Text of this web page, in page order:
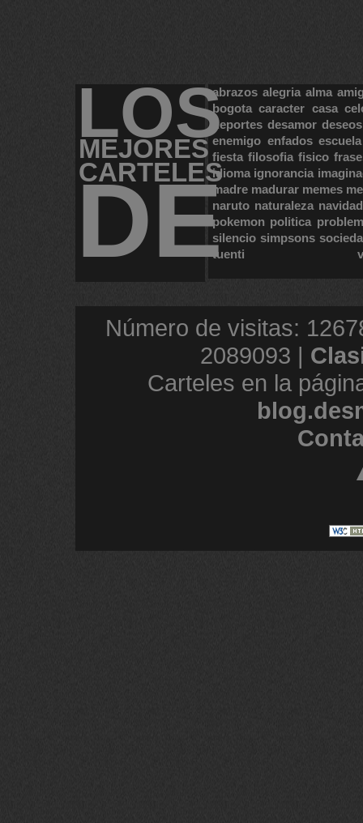
LOS
MEJORES
CARTELES
DE
abrazos alegria alma
bogota caracter casa
deportes desamor deseos
enemigo enfados escuela
fiesta filosofia fisico
idioma ignorancia
madre madurar memes
naruto naturaleza navidad
pokemon politica
silencio simpsons
tuenti
Número de visitas:
2089093 |
Carteles en la